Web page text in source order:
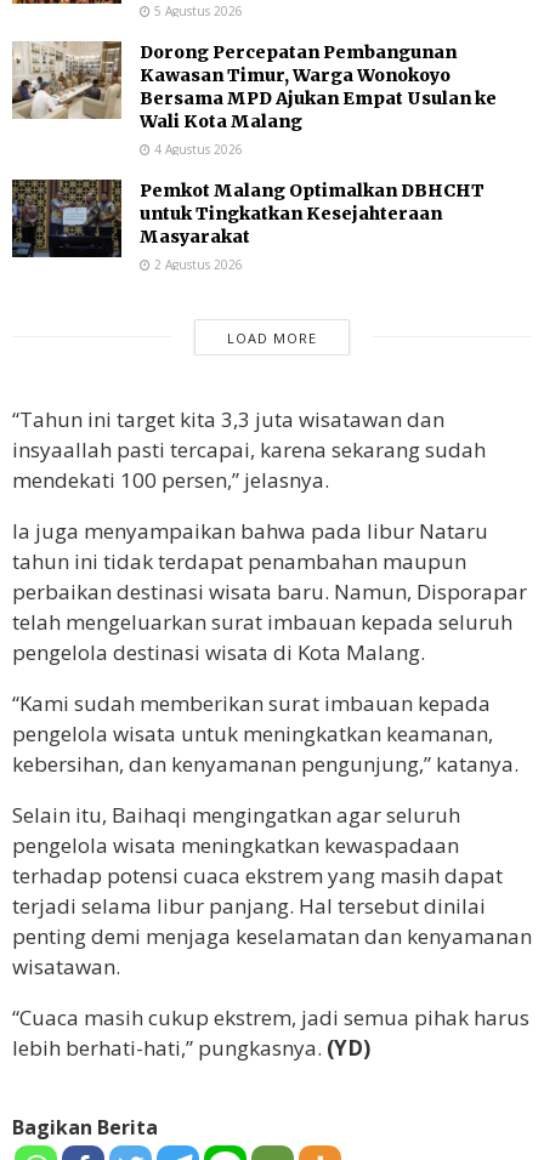
5 Agustus 2026
Dorong Percepatan Pembangunan
Kawasan Timur, Warga Wonokoyo
Bersama MPD Ajukan Empat Usulan ke
Wali Kota Malang
4 Agustus 2026
Pemkot Malang Optimalkan DBHCHT
untuk Tingkatkan Kesejahteraan
Masyarakat
2 Agustus 2026
LOAD MORE
“Tahun ini target kita 3,3 juta wisatawan dan
insyaallah pasti tercapai, karena sekarang sudah
mendekati 100 persen,” jelasnya.
Ia juga menyampaikan bahwa pada libur Nataru
tahun ini tidak terdapat penambahan maupun
perbaikan destinasi wisata baru. Namun, Disporapar
telah mengeluarkan surat imbauan kepada seluruh
pengelola destinasi wisata di Kota Malang.
“Kami sudah memberikan surat imbauan kepada
pengelola wisata untuk meningkatkan keamanan,
kebersihan, dan kenyamanan pengunjung,” katanya.
Selain itu, Baihaqi mengingatkan agar seluruh
pengelola wisata meningkatkan kewaspadaan
terhadap potensi cuaca ekstrem yang masih dapat
terjadi selama libur panjang. Hal tersebut dinilai
penting demi menjaga keselamatan dan kenyamanan
wisatawan.
“Cuaca masih cukup ekstrem, jadi semua pihak harus
lebih berhati-hati,” pungkasnya. (YD)
Bagikan Berita